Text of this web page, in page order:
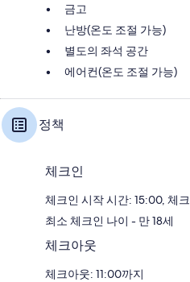
금고
난방(온도 조절 가능)
별도의 좌석 공간
에어컨(온도 조절 가능)
정책
체크인
체크인 시작 시간: 15:00, 체
최소 체크인 나이 - 만 18세
체크아웃
체크아웃: 11:00까지